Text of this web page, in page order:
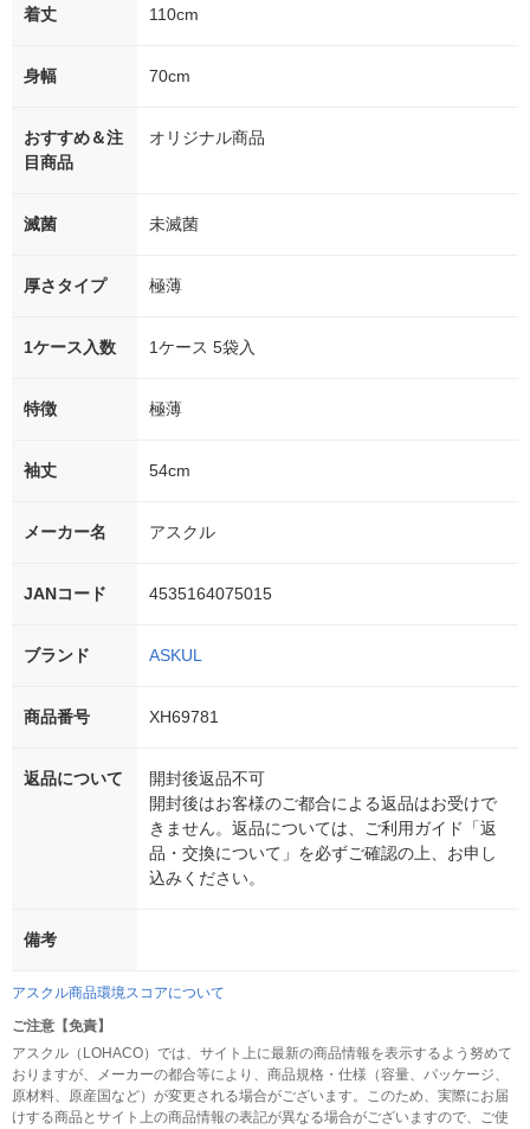
着丈 110cm
身幅 70cm
おすすめ＆注
目商品
オリジナル商品
滅菌 未滅菌
厚さタイプ 極薄
1ケース入数 1ケース 5袋入
特徴 極薄
袖丈 54cm
メーカー名 アスクル
JANコード 4535164075015
ブランド ASKUL
商品番号 XH69781
返品について
開封後返品不可
開封後はお客様のご都合による返品はお受けで
きません。返品については、ご利用ガイド「返
品・交換について」を必ずご確認の上、お申し
込みください。
備考
アスクル商品環境スコアについて
ご注意【免責】
アスクル（LOHACO）では、サイト上に最新の商品情報を表示するよう努めて
おりますが、メーカーの都合等により、商品規格・仕様（容量、パッケージ、
原材料、原産国など）が変更される場合がございます。このため、実際にお届
けする商品とサイト上の商品情報の表記が異なる場合がございますので、ご使